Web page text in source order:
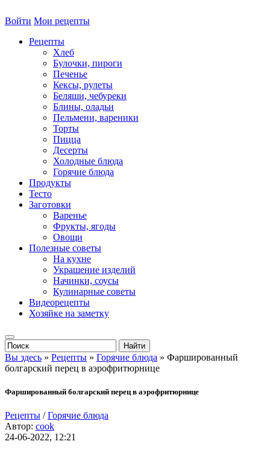
Войти Мои рецепты
Рецепты
Хлеб
Булочки, пироги
Печенье
Кексы, рулеты
Беляши, чебуреки
Блины, оладьи
Пельмени, вареники
Торты
Пицца
Десерты
Холодные блюда
Горячие блюда
Продукты
Тесто
Заготовки
Варенье
Фрукты, ягоды
Овощи
Полезные советы
На кухне
Украшение изделий
Начинки, соусы
Кулинарные советы
Видеорецепты
Хозяйке на заметку
Вы здесь » Рецепты » Горячие блюда » Фаршированный
болгарский перец в аэрофритюрнице
Фаршированный болгарский перец в аэрофритюрнице
Рецепты /Горячие блюда
Автор: cook
24-06-2022, 12:21